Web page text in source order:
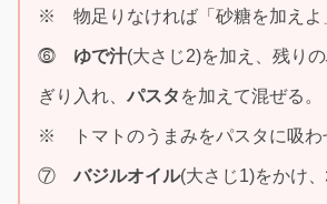
※ 物足りなければ「砂糖を加えよ
⓺ ゆで汁(大さじ2)を加え、残りの
ぎり入れ、 パスタ を加えて混ぜる。
※ トマトのうまみをパスタに吸わ
⑦ バジルオイル(大さじ1)をかけ、